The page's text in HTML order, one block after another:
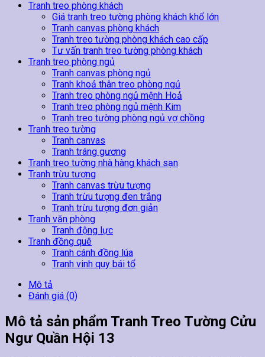
Tranh treo phòng khách
Giá tranh treo tường phòng khách khổ lớn
Tranh canvas phòng khách
Tranh treo tường phòng khách cao cấp
Tư vấn tranh treo tường phòng khách
Tranh treo phòng ngủ
Tranh canvas phòng ngủ
Tranh khoả thân treo phòng ngủ
Tranh treo phòng ngủ mệnh Hoả
Tranh treo phòng ngủ mệnh Kim
Tranh treo tường phòng ngủ vợ chồng
Tranh treo tường
Tranh canvas
Tranh tráng gương
Tranh treo tường nhà hàng khách sạn
Tranh trừu tượng
Tranh canvas trừu tượng
Tranh trừu tượng đen trắng
Tranh trừu tượng đơn giản
Tranh văn phòng
Tranh động lực
Tranh đồng quê
Tranh cánh đồng lúa
Tranh vinh quy bái tổ
Mô tả
Đánh giá (0)
Mô tả sản phẩm Tranh Treo Tường Cửu
Ngư Quần Hội 13